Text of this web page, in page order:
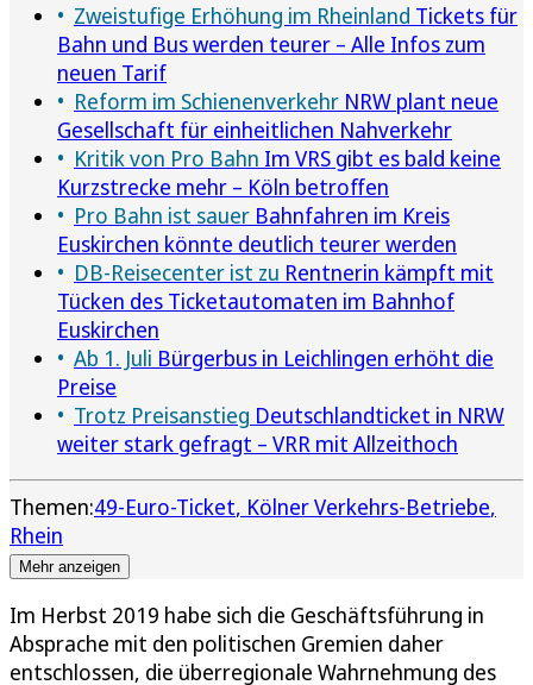
Zweistufige Erhöhung im Rheinland Tickets für
Bahn und Bus werden teurer – Alle Infos zum
neuen Tarif
Reform im Schienenverkehr NRW plant neue
Gesellschaft für einheitlichen Nahverkehr
Kritik von Pro Bahn Im VRS gibt es bald keine
Kurzstrecke mehr – Köln betroffen
Pro Bahn ist sauer Bahnfahren im Kreis
Euskirchen könnte deutlich teurer werden
DB-Reisecenter ist zu Rentnerin kämpft mit
Tücken des Ticketautomaten im Bahnhof
Euskirchen
Ab 1. Juli Bürgerbus in Leichlingen erhöht die
Preise
Trotz Preisanstieg Deutschlandticket in NRW
weiter stark gefragt – VRR mit Allzeithoch
Themen:49-Euro-Ticket Kölner Verkehrs-Betriebe
Rhein
Mehr anzeigen
Im Herbst 2019 habe sich die Geschäftsführung in
Absprache mit den politischen Gremien daher
entschlossen, die überregionale Wahrnehmung des